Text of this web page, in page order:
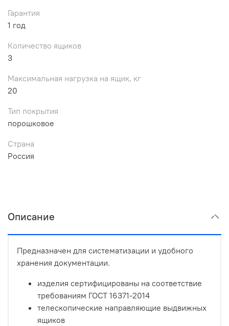
Гарантия
1 год
Количество ящиков
3
Максимальная нагрузка на ящик, кг
20
Тип покрытия
порошковое
Страна
Россия
Описание
Предназначен для систематизации и удобного
хранения документации.
изделия сертифицированы на соответствие
требованиям ГОСТ 16371-2014
телескопические направляющие выдвижных
ящиков